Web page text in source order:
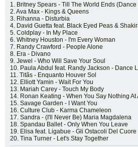
1. Britney Spears - Till The World Ends (Dance
2. Ava Max - Kings & Queens
3. Rihanna - Disturbia
4. David Guetta feat. Black Eyed Peas &
5. Coldplay - In My Place
6. Whitney Houston - I'm Every Woman
7. Randy Crawford - People Alone
8. Era - Divano
9. Jewel - Who Will Save Your Soul
10. Paula Abdul feat. Randy Jackson - Dance
11. Titãs - Enquanto Houver Sol
12. Elliott Yamin - Wait For You
13. Mariah Carey - Touch My Body
14. Ronan Keating - When You Say Nothing At
15. Savage Garden - I Want You
16. Culture Club - Karma Chameleon
17. Sandra - (I'll Never Be) Maria Magdalena
18. Spandau Ballet - Only When You Leave
19. Elisa feat. Ligabue - Gli Ostacoli Del Cuore
20. Tina Turner - Let's Stay Together